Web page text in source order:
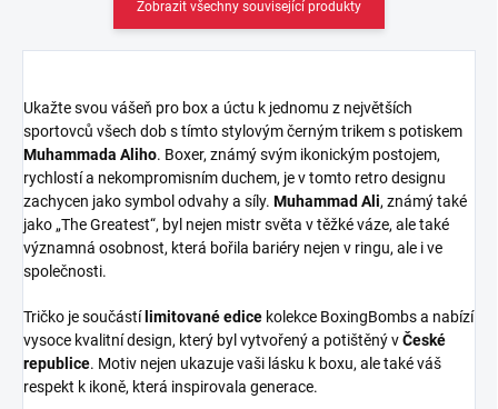
Zobrazit všechny související produkty
Ukažte svou vášeň pro box a úctu k jednomu z největších
sportovců všech dob s tímto stylovým černým trikem s potiskem
Muhammada Aliho. Boxer, známý svým ikonickým postojem,
rychlostí a nekompromisním duchem, je v tomto retro designu
zachycen jako symbol odvahy a síly. Muhammad Ali, známý také
jako „The Greatest“, byl nejen mistr světa v těžké váze, ale také
významná osobnost, která bořila bariéry nejen v ringu, ale i ve
společnosti.
Tričko je součástí limitované edice kolekce BoxingBombs a nabízí
vysoce kvalitní design, který byl vytvořený a potištěný vČeské
republice. Motiv nejen ukazuje vaši lásku k boxu, ale také váš
respekt k ikoně, která inspirovala generace.